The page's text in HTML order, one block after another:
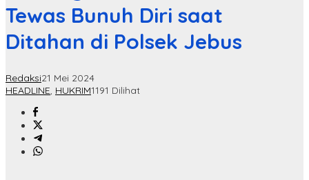
Tewas Bunuh Diri saat
Ditahan di Polsek Jebus
Redaksi21 Mei 2024
HEADLINE, HUKRIM1191 Dilihat